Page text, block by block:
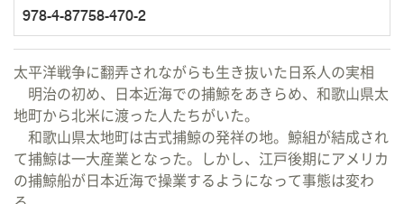
978-4-87758-470-2
太平洋戦争に翻弄されながらも生き抜いた日系人の実相
明治の初め、日本近海での捕鯨をあきらめ、和歌山県太
地町から北米に渡った人たちがいた。
和歌山県太地町は古式捕鯨の発祥の地。鯨組が結成され
て捕鯨は一大産業となった。しかし、江戸後期にアメリカ
の捕鯨船が日本近海で操業するようになって事態は変わ